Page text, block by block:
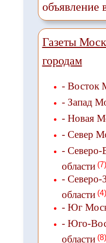
объявление
Газеты
городам
- Восток
- Запад
- Новая
- Север
- Северо-
области(7)
- Северо-
области(4)
- Юг
- Юго-
области(8)